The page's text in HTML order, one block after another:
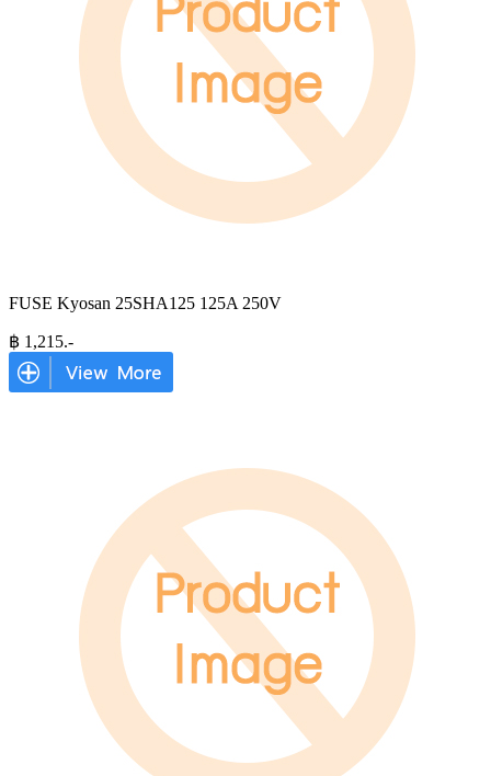
FUSE Kyosan 25SHA125 125A 250V
฿ 1,215.-